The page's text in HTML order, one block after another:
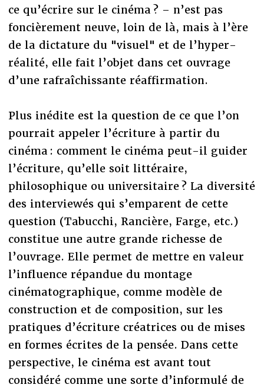
ce qu’écrire sur le cinéma ? – n’est pas
foncièrement neuve, loin de là, mais à l’ère
de la dictature du "visuel" et de l’hyper-
réalité, elle fait l’objet dans cet ouvrage
d’une rafraîchissante réaffirmation.
Plus inédite est la question de ce que l’on
pourrait appeler l’écriture à partir du
cinéma : comment le cinéma peut-il guider
l’écriture, qu’elle soit littéraire,
philosophique ou universitaire ? La diversité
des interviewés qui s’emparent de cette
question (Tabucchi, Rancière, Farge, etc.)
constitue une autre grande richesse de
l’ouvrage. Elle permet de mettre en valeur
l’influence répandue du montage
cinématographique, comme modèle de
construction et de composition, sur les
pratiques d’écriture créatrices ou de mises
en formes écrites de la pensée. Dans cette
perspective, le cinéma est avant tout
considéré comme une sorte d’informulé de